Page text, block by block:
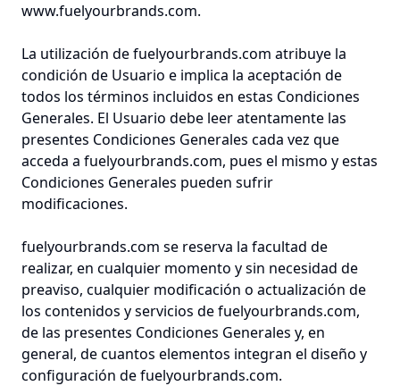
www.fuelyourbrands.com.
La utilización de fuelyourbrands.com atribuye la
condición de Usuario e implica la aceptación de
todos los términos incluidos en estas Condiciones
Generales. El Usuario debe leer atentamente las
presentes Condiciones Generales cada vez que
acceda a fuelyourbrands.com, pues el mismo y estas
Condiciones Generales pueden sufrir
modificaciones.
fuelyourbrands.com se reserva la facultad de
realizar, en cualquier momento y sin necesidad de
preaviso, cualquier modificación o actualización de
los contenidos y servicios de fuelyourbrands.com,
de las presentes Condiciones Generales y, en
general, de cuantos elementos integran el diseño y
configuración de fuelyourbrands.com.